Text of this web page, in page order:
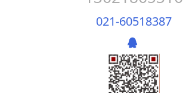
021-60518387